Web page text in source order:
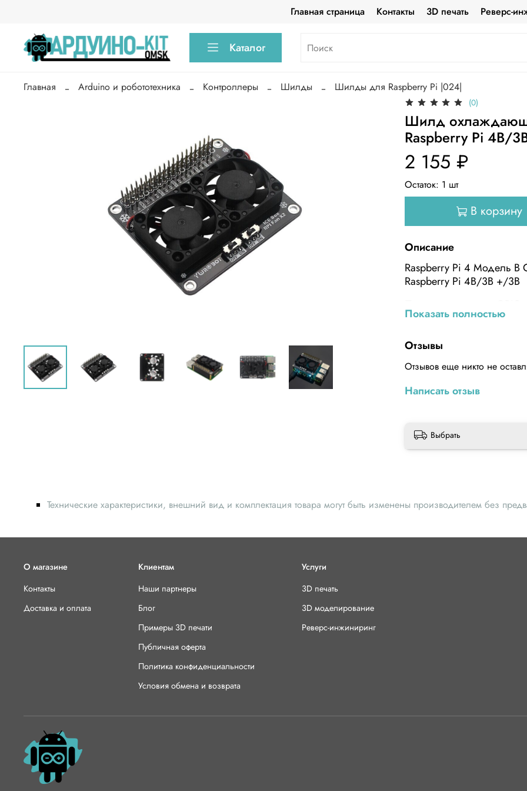
Главная страница Контакты 3D печать Реверс-
Каталог
Главная Arduino и робототехника Контроллеры Шилды Шилды для Raspberry Pi |024|
(0)
Шилд
Raspberry Pi 4B/
2 155 ₽
Остаток: 1 шт
В корзину
Описание
Raspberry Pi 4 Модель B
Raspberry Pi 4B/3B +/3B
Raspberry Pi.
Особенности:
1. Расширительная плата
управления.
Показать полностью
Отзывы
Отзывов еще никто не
Написать отзыв
Выбрать
Технические характеристики, внешний вид и комплектация товара могут быть изменены производителем без
О магазине
Контакты
Доставка и оплата
Клиентам
Наши партнеры
Блог
Примеры 3D печати
Публичная оферта
Политика конфиденциальности
Условия обмена и возврата
Услуги
3D печать
3D моделирование
Реверс-инжиниринг